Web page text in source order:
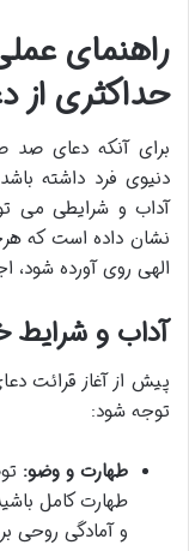
راهنمای
حداکثری
برای آنکه دعای صد
دنیوی فرد داشته
آداب و شرایطی می
نشان داده است که
الهی روی آورده شود،
آداب و شرایط
پیش از آغاز قرائت
توجه شود:
طهارت و وضو:
طهارت کامل
و آمادگی روحی